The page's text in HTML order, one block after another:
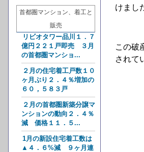
首都圏マンション、着工と
販売
リビオタワー品川１．７
億円２２１戸即売 ３月
の首都圏マンショ...
２月の住宅着工戸数１０
ヶ月ぶり２．４％増加の
６０，５８３戸
２月の首都圏新築分譲マ
ンションの動向２．４％
減 価格１１．５...
1月の新設住宅着工数は
▲４．６%減 ９ヶ月連
けまし
この破
されて